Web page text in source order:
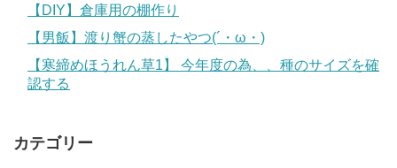
【DIY】倉庫用の棚作り
【男飯】渡り蟹の蒸したやつ(´・ω・)
【寒締めほうれん草1】 今年度の為、、種のサイズを確
認する
カテゴリー